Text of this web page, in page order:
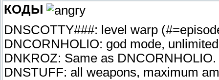
КОДЫ
DNSCOTTY###: level warp
DNCORNHOLIO: god mode,
DNKROZ: Same as DNCORNHOLIO.
DNSTUFF: all weapons, maximum